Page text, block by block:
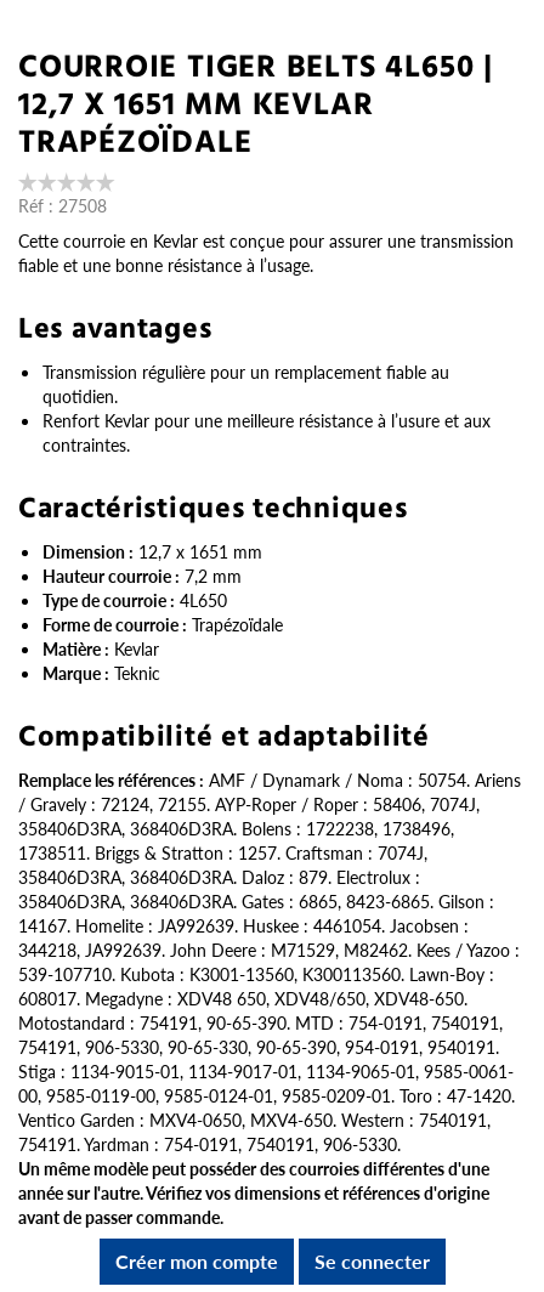
COURROIE TIGER BELTS 4L650 |
12,7 X 1651 MM KEVLAR
TRAPÉZOÏDALE
Réf : 27508
Cette courroie en Kevlar est conçue pour assurer une transmission
fiable et une bonne résistance à l’usage.
Les avantages
Transmission régulière pour un remplacement fiable au
quotidien.
Renfort Kevlar pour une meilleure résistance à l’usure et aux
contraintes.
Caractéristiques techniques
Dimension : 12,7 x 1651 mm
Hauteur courroie : 7,2 mm
Type de courroie : 4L650
Forme de courroie : Trapézoïdale
Matière : Kevlar
Marque : Teknic
Compatibilité et adaptabilité
Remplace les références : AMF / Dynamark / Noma : 50754. Ariens
/ Gravely : 72124, 72155. AYP-Roper / Roper : 58406, 7074J,
358406D3RA, 368406D3RA. Bolens : 1722238, 1738496,
1738511. Briggs & Stratton : 1257. Craftsman : 7074J,
358406D3RA, 368406D3RA. Daloz : 879. Electrolux :
358406D3RA, 368406D3RA. Gates : 6865, 8423-6865. Gilson :
14167. Homelite : JA992639. Huskee : 4461054. Jacobsen :
344218, JA992639. John Deere : M71529, M82462. Kees / Yazoo :
539-107710. Kubota : K3001-13560, K300113560. Lawn-Boy :
608017. Megadyne : XDV48 650, XDV48/650, XDV48-650.
Motostandard : 754191, 90-65-390. MTD : 754-0191, 7540191,
754191, 906-5330, 90-65-330, 90-65-390, 954-0191, 9540191.
Stiga : 1134-9015-01, 1134-9017-01, 1134-9065-01, 9585-0061-
00, 9585-0119-00, 9585-0124-01, 9585-0209-01. Toro : 47-1420.
Ventico Garden : MXV4-0650, MXV4-650. Western : 7540191,
754191. Yardman : 754-0191, 7540191, 906-5330.
Un même modèle peut posséder des courroies différentes d'une
année sur l'autre. Vérifiez vos dimensions et références d'origine
avant de passer commande.
Créer mon compte
Se connecter